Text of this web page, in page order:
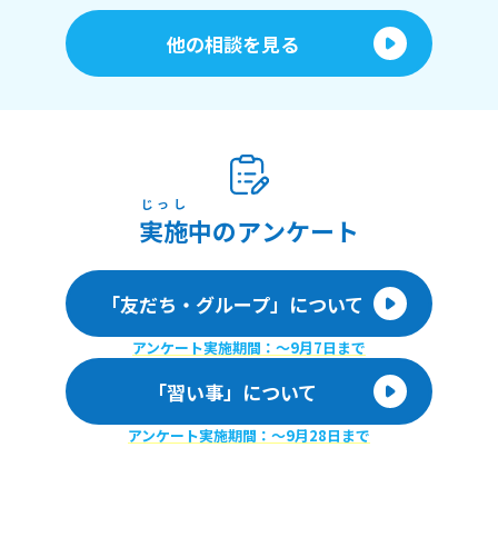
他の相談を見る
実施
じっし
中のアンケート
「友だち・グループ」について
アンケート実施期間：〜9月7日まで
「習い事」について
アンケート実施期間：〜9月28日まで